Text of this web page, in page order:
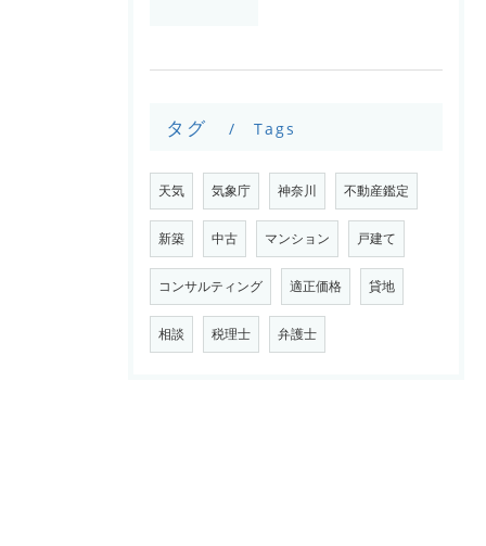
タグ Tags
天気 気象庁 神奈川 不動産鑑定
新築 中古 マンション 戸建て
コンサルティング 適正価格 貸地
相談 税理士 弁護士